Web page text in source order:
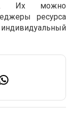
Их можно
ресурса